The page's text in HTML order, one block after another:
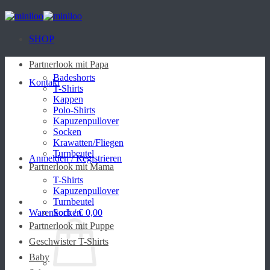
Zum
Inhalt
SHOP
Kontakt
Anmelden / Registrieren
Warenkorb /€ 0,00
Partnerlook mit Papa
Badeshorts
T-Shirts
Kappen
Polo-Shirts
Kapuzenpullover
Socken
Krawatten/Fliegen
Turnbeutel
Partnerlook mit Mama
T-Shirts
Kapuzenpullover
Turnbeutel
Socken
Partnerlook mit Puppe
Geschwister T-Shirts
Baby